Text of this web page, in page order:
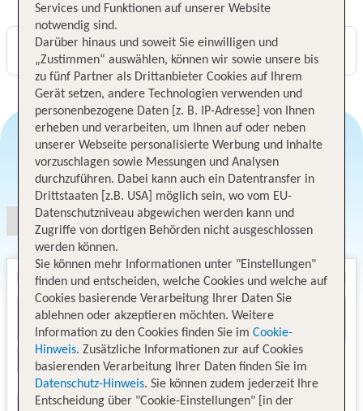
Digitaler und telefonischer 24/7 TUI Service
Angebotsauswahl
Services und Funktionen auf unserer Website
notwendig sind.
Darüber hinaus und soweit Sie einwilligen und
„Zustimmen“ auswählen, können wir sowie unsere bis
zu fünf Partner als Drittanbieter Cookies auf Ihrem
Gerät setzen, andere Technologien verwenden und
personenbezogene Daten [z. B. IP-Adresse] von Ihnen
erheben und verarbeiten, um Ihnen auf oder neben
unserer Webseite personalisierte Werbung und Inhalte
vorzuschlagen sowie Messungen und Analysen
durchzuführen. Dabei kann auch ein Datentransfer in
Drittstaaten [z.B. USA] möglich sein, wo vom EU-
Datenschutzniveau abgewichen werden kann und
Zugriffe von dortigen Behörden nicht ausgeschlossen
werden können.
Sie können mehr Informationen unter "Einstellungen"
finden und entscheiden, welche Cookies und welche auf
Cookies basierende Verarbeitung Ihrer Daten Sie
ablehnen oder akzeptieren möchten. Weitere
Information zu den Cookies finden Sie im Cookie-
Hinweis. Zusätzliche Informationen zur auf Cookies
basierenden Verarbeitung Ihrer Daten finden Sie im
Datenschutz-Hinweis. Sie können zudem jederzeit Ihre
Entscheidung über "Cookie-Einstellungen" [in der